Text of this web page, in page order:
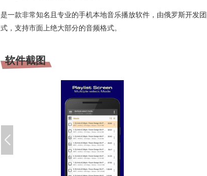
是一款非常知名且专业的手机本地音乐播放软件，由俄罗斯开发
式，支持市面上绝大部分的音频格式。
软件截图